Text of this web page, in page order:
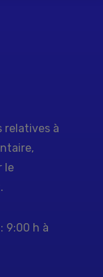
relatives à
le
9:00 h à